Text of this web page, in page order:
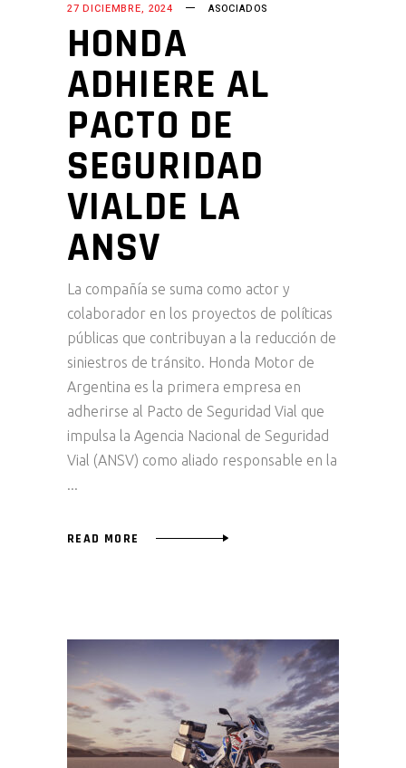
27 DICIEMBRE, 2024 ASOCIADOS
HONDA
ADHIERE AL
PACTO DE
SEGURIDAD
VIALDE LA
ANSV
La compañía se suma como actor y
colaborador en los proyectos de políticas
públicas que contribuyan a la reducción de
siniestros de tránsito. Honda Motor de
Argentina es la primera empresa en
adherirse al Pacto de Seguridad Vial que
impulsa la Agencia Nacional de Seguridad
Vial (ANSV) como aliado responsable en la
READ MORE